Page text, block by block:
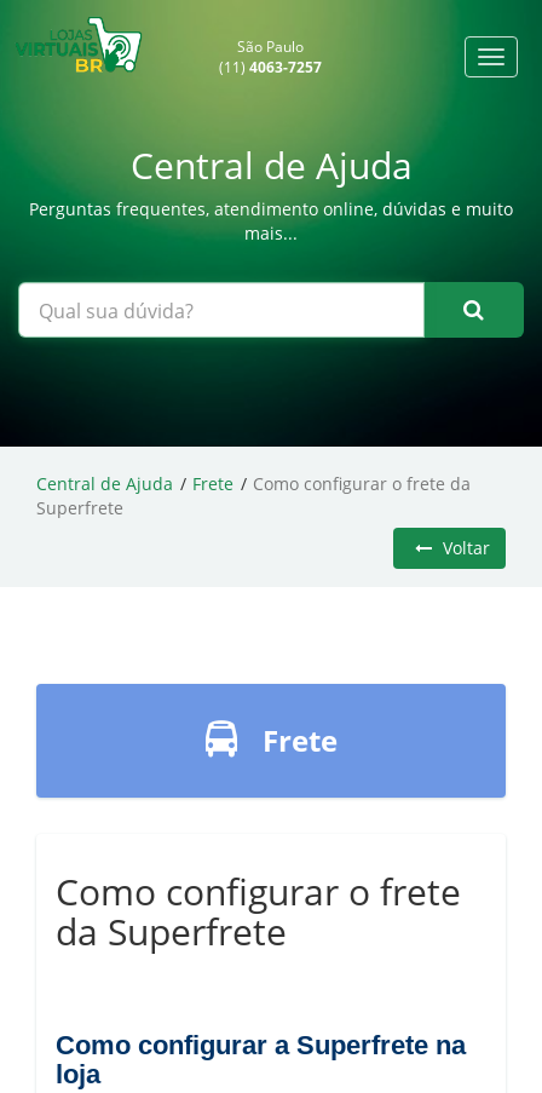
São Paulo
(11)4063-7257
Central de Ajuda
Perguntas frequentes, atendimento online, dúvidas e muito
mais...
Central de Ajuda Frete
Como configurar o frete da
Superfrete
Voltar
Frete
Como configurar o frete
da Superfrete
Como configurar a Superfrete na
loja